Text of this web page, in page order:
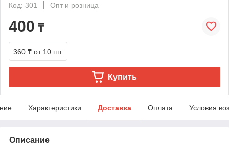
Код: 301
Опт и розница
400 ₸
360 ₸ от 10 шт.
Купить
Характеристики Доставка Оплата Условия
Описание